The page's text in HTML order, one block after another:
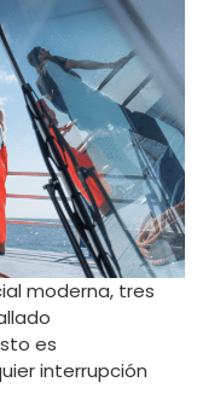
moderna, tres
es
interrupción